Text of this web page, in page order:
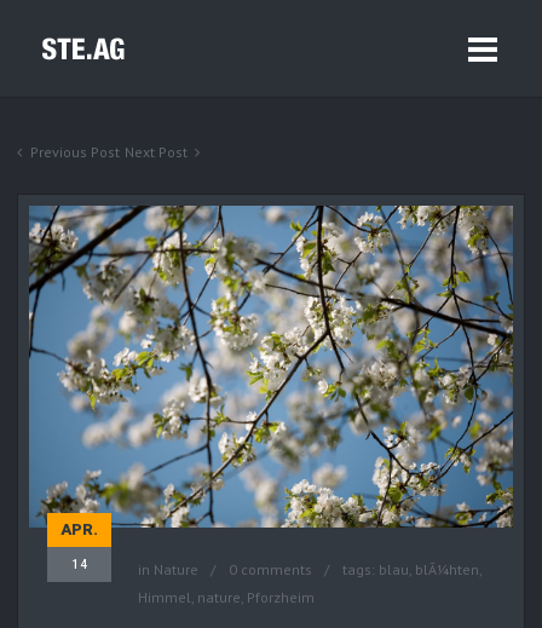
Previous Post Next Post
APR.
14 in Nature 0 comments tags: blau, blÃ¼hten,
Himmel, nature, Pforzheim